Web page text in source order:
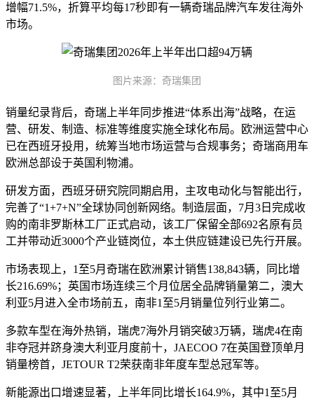
增幅71.5%，折算平均每17秒即有一辆奇瑞品牌汽车发往海外
市场。
图片来源：奇瑞集团
销量纪录背后，奇瑞上半年同步推进“体系出海”战略，在运
营、研发、制造、标准等维度实施全球化布局。欧洲运营中心
已在西班牙投用，统筹当地市场运营与合规事务；奇瑞商用车
欧洲总部设于英国利物浦。
研发方面，西班牙研究院同期启用，主攻电动化与智能出行，
完善了“1+7+N”全球协同创新网络。制造层面，7月3日完成收
购的南非罗斯林工厂正式启动，该工厂保留全部692名原有员
工并带动近3000个产业链岗位，本土供应链建设已先行开展。
市场表现上，1至5月奇瑞在欧洲累计销售138,843辆，同比增
长216.69%；英国市场连续三个月位居全品牌销量第二，澳大
利亚5月进入全市场前五，南非1至5月销量位列行业第二。
多款车型在海外热销，瑞虎7海外月销突破3万辆，瑞虎4在南
非夺冠并跻身澳大利亚月度前十，JAECOO 7在英国登顶单月
销量榜首，JETOUR T2荣获南非年度车型总冠军等。
新能源出口增速显著，上半年同比增长164.9%，其中1至5月